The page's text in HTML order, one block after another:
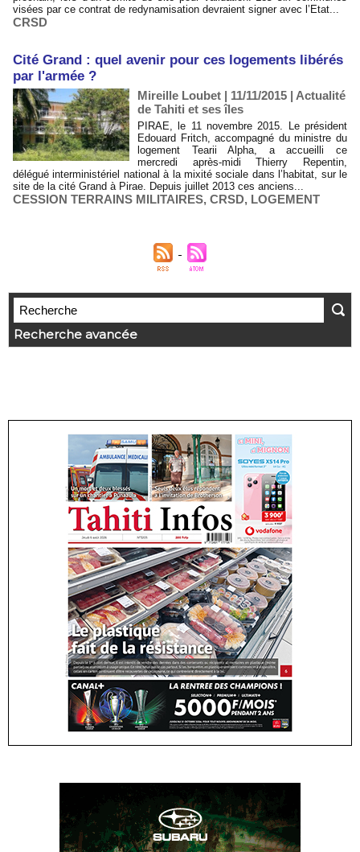
visées par ce contrat de redynamisation devraient signer avec l’Etat...
CRSD
Cité Grand : quel avenir pour ces logements libérés
par l'armée ?
Mireille Loubet | 11/11/2015 | Actualité
de Tahiti et ses îles
PIRAE, le 11 novembre 2015. Le président
Edouard Fritch, accompagné du ministre du
logement Tearii Alpha, a accueilli ce
mercredi après-midi Thierry Repentin,
délégué interministériel national à la mixité sociale dans l’habitat, sur le
site de la cité Grand à Pirae. Depuis juillet 2013 ces anciens...
CESSION TERRAINS MILITAIRES, CRSD, LOGEMENT
Recherche avancée